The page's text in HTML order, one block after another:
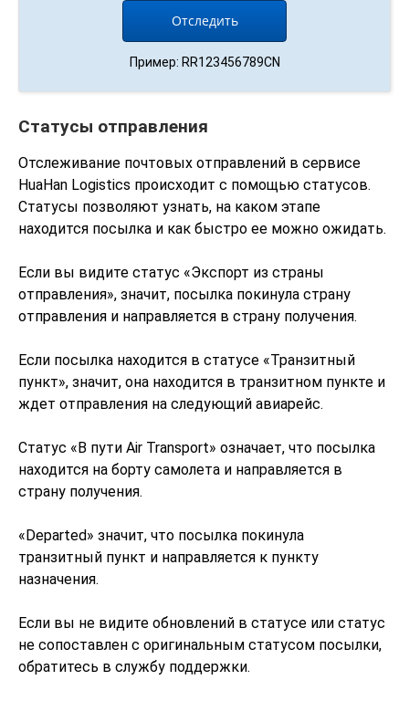
Пример: RR123456789CN
Статусы отправления
Отслеживание почтовых отправлений в сервисе
HuaHan Logistics происходит с помощью статусов.
Статусы позволяют узнать, на каком этапе
находится посылка и как быстро ее можно ожидать.
Если вы видите статус «Экспорт из страны
отправления», значит, посылка покинула страну
отправления и направляется в страну получения.
Если посылка находится в статусе «Транзитный
пункт», значит, она находится в транзитном пункте и
ждет отправления на следующий авиарейс.
Статус «В пути Air Transport» означает, что посылка
находится на борту самолета и направляется в
страну получения.
«Departed» значит, что посылка покинула
транзитный пункт и направляется к пункту
назначения.
Если вы не видите обновлений в статусе или статус
не сопоставлен с оригинальным статусом посылки,
обратитесь в службу поддержки.